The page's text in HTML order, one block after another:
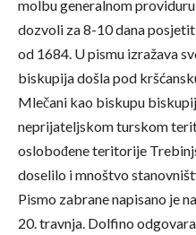
molbu generalnom
dozvoli za 8-10 dana
od 1684. U pismu izražava
biskupija došla pod
Mlečani kao biskupu
neprijateljskom turskom
oslobođene teritorije
doselilo i mnoštvo
Pismo zabrane napisano je
20. travnja. Dolfino